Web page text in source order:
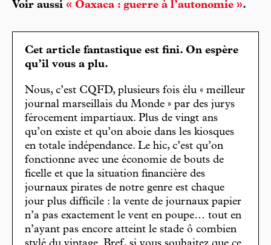
Voir aussi « Oaxaca : guerre à l’autonomie ».
Cet article fantastique est fini. On espère
qu’il vous a plu.
Nous, c’est CQFD, plusieurs fois élu « meilleur
journal marseillais du Monde » par des jurys
férocement impartiaux. Plus de vingt ans
qu’on existe et qu’on aboie dans les kiosques
en totale indépendance. Le hic, c’est qu’on
fonctionne avec une économie de bouts de
ficelle et que la situation financière des
journaux pirates de notre genre est chaque
jour plus difficile : la vente de journaux papier
n’a pas exactement le vent en poupe… tout en
n’ayant pas encore atteint le stade ô combien